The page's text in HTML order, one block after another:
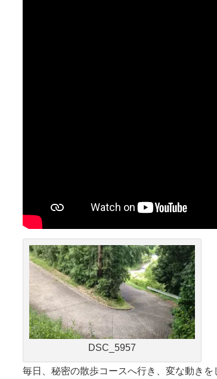
DSC_5957
毎日、秘密の散歩コースへ行き、変な動き